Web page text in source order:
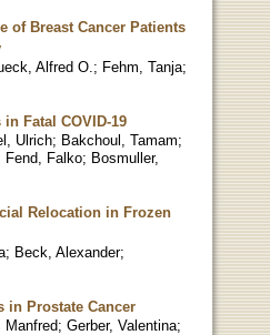
of Breast Cancer Patients
Alfred O. ; Fehm, Tanja;
Fatal COVID-19
Ulrich; Bakchoul, Tamam;
Fend, Falko; Bosmuller,
Relocation in Frozen
; Beck, Alexander;
in Prostate Cancer
Manfred; Gerber, Valentina;